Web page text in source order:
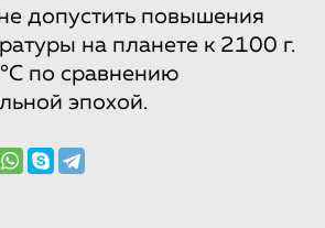
допустить повышения
на планете к 2100 г.
по сравнению
эпохой.